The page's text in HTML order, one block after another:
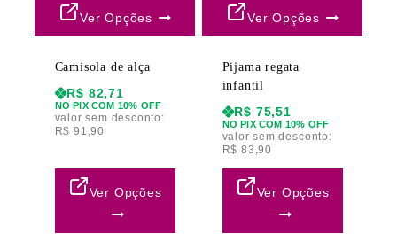
Ver Opções
Camisola de alça
R$ 82,71
NO PIX COM 10% OFF
valor sem desconto:
R$ 91,90
Ver Opções
Ver Opções
Pijama regata
infantil
R$ 75,51
NO PIX COM 10% OFF
valor sem desconto:
R$ 83,90
Ver Opções